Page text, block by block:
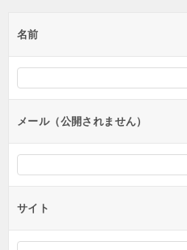
ー
シ
ン
名前
メール（公開されません）
サイト